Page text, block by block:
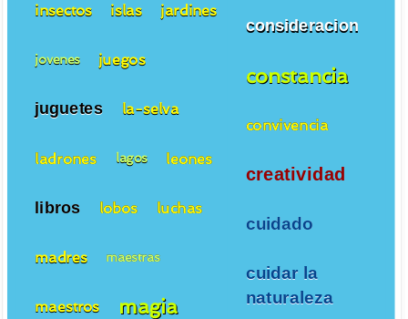
consideracion
constancia
convivencia
creatividad
cuidado
cuidar la
naturaleza
insectos islas jardines
jovenes juegos
juguetes la-selva
ladrones lagos leones
libros lobos luchas
madres maestras
maestros magia